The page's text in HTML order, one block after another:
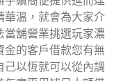
華溫，就會為大家介
當舖營業挑選玩家濃
金的客戶借款您有無
己以恆就可以從內調